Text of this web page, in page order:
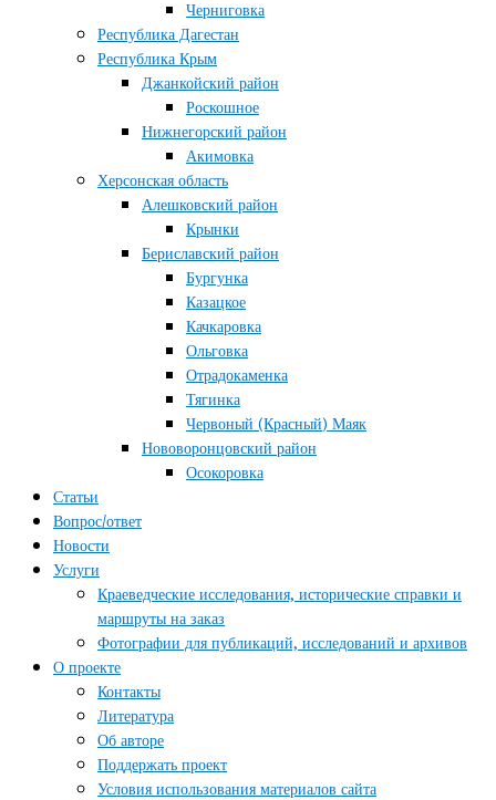
Черниговка
Республика Дагестан
Республика Крым
Джанкойский район
Роскошное
Нижнегорский район
Акимовка
Херсонская область
Алешковский район
Крынки
Бериславский район
Бургунка
Казацкое
Качкаровка
Ольговка
Отрадокаменка
Тягинка
Червоный (Красный) Маяк
Нововоронцовский район
Осокоровка
Статьи
Вопрос/ответ
Новости
Услуги
Краеведческие исследования, исторические справки и
маршруты на заказ
Фотографии для публикаций, исследований и архивов
О проекте
Контакты
Литература
Об авторе
Поддержать проект
Условия использования материалов сайта